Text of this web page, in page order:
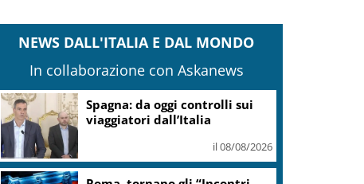
NEWS DALL'ITALIA E DAL MONDO
In collaborazione con Askanews
Spagna: da oggi controlli sui
viaggiatori dall’Italia
il 08/08/2026